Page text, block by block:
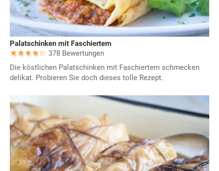
Palatschinken mit Faschiertem
378 Bewertungen
Die köstlichen Palatschinken mit Faschiertem schmecken
delikat. Probieren Sie doch dieses tolle Rezept.